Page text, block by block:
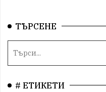
ТЪРСЕНЕ
# ЕТИКЕТИ